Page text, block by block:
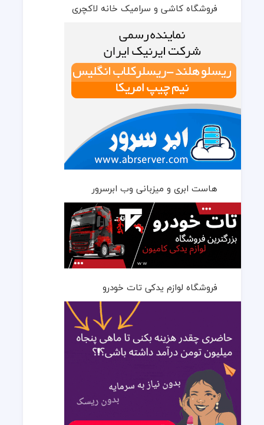
فروشگاه کاشی و سرامیک خانه لاکچری
هاست ابری و میزبانی وب ابرسرور
فروشگاه لوازم یدکی تات خودرو